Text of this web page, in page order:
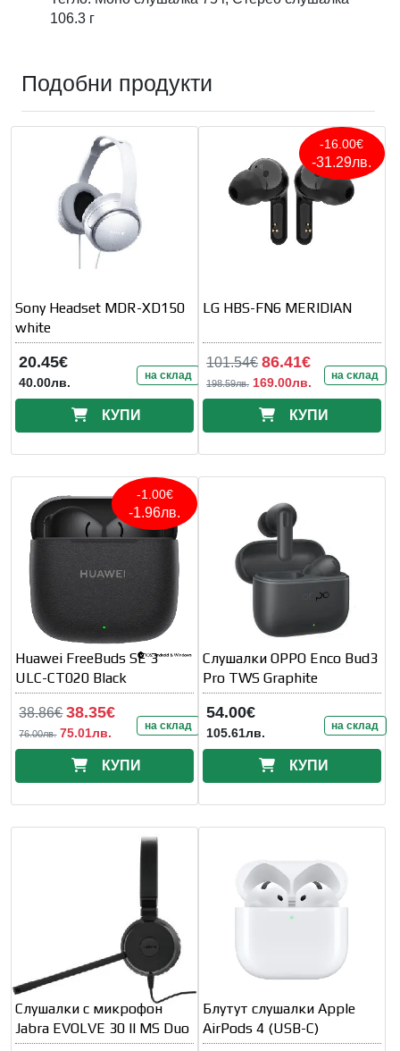
106.3 г
Подобни продукти
Sony Headset MDR-XD150
white
20.45€
40.00лв. на склад
КУПИ
-16.00€
-31.29лв.
LG HBS-FN6 MERIDIAN
101.54€ 86.41€
198.59лв. 169.00лв. на склад
КУПИ
-1.00€
-1.96лв.
Huawei FreeBuds SE 3
ULC-CT020 Black
38.86€ 38.35€
76.00лв. 75.01лв. на склад
КУПИ
Слушалки OPPO Enco Bud3
Pro TWS Graphite
54.00€
105.61лв. на склад
КУПИ
Слушалки с микрофон
Jabra EVOLVE 30 II MS Duo
Блутут слушалки Apple
AirPods 4 (USB-C)